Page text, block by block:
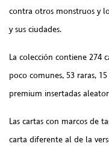
contra otros monstruos y
y sus ciudades.
La colección contiene 274
poco comunes, 53 raras,
premium insertadas
Las cartas con marcos de
carta diferente al de la